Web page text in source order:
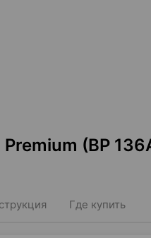
(BP
Где купить